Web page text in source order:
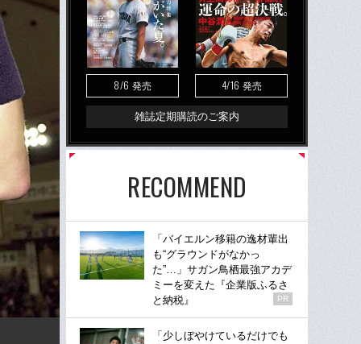
8/6 発売 4/16 発売
雑誌定期購読のご案内
RECOMMEND
「バイエルン移籍の逸材輩出
も“グラウンドがなかっ
た”…」サガン鳥栖最強アカデ
ミーを変えた『企業版ふるさ
と納税』
PR
「少しぼやけているだけでも